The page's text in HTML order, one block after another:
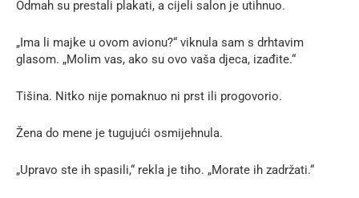
Odmah su prestali plakati, a cijeli salon je utihnuo.
„Ima li majke u ovom avionu?“ viknula sam s drhtavim
glasom. „Molim vas, ako su ovo vaša djeca, izađite.“
Tišina. Nitko nije pomaknuo ni prst ili progovorio.
Žena do mene je tugujući osmijehnula.
„Upravo ste ih spasili,“ rekla je tiho. „Morate ih zadržati.“